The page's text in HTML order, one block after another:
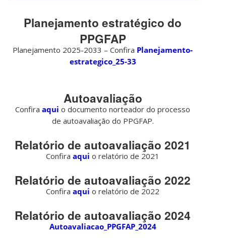
Planejamento estratégico do
PPGFAP
Planejamento 2025-2033 – Confira Planejamento-
estrategico_25-33
Autoavaliação
Confiraaquio documento norteador do processo
de autoavaliação do PPGFAP.
Relatório de autoavaliação 2021
Confiraaquio relatório de 2021
Relatório de autoavaliação 2022
Confiraaquio relatório de 2022
Relatório de autoavaliação 2024
Autoavaliacao_PPGFAP_2024